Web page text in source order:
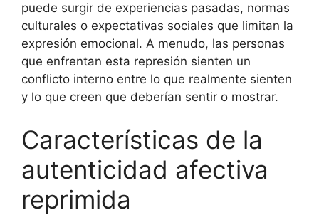
puede surgir de experiencias pasadas, normas
culturales o expectativas sociales que limitan la
expresión emocional. A menudo, las personas
que enfrentan esta represión sienten un
conflicto interno entre lo que realmente sienten
y lo que creen que deberían sentir o mostrar.
Características de la
autenticidad afectiva
reprimida